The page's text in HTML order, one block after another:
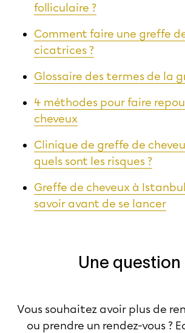
folliculaire ?
Comment faire une greffe
cicatrices ?
Glossaire des termes de la
4 méthodes pour faire
cheveux
Clinique de greffe de
quels sont les risques ?
Greffe de cheveux à
savoir avant de se lancer
Une question
Vous souhaitez avoir plus de
ou prendre un rendez-vous ?